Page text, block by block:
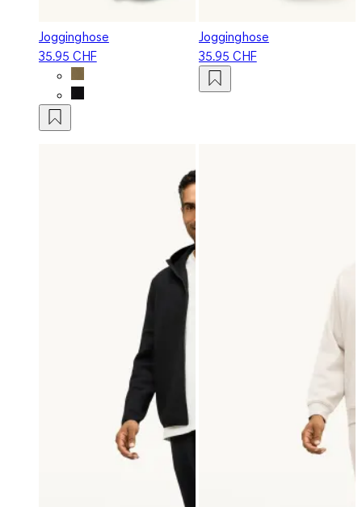
Jogginghose
35.95 CHF
Jogginghose
35.95 CHF